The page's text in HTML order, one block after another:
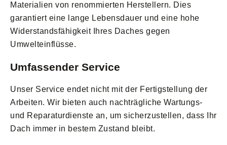
Materialien von renommierten Herstellern. Dies
garantiert eine lange Lebensdauer und eine hohe
Widerstandsfähigkeit Ihres Daches gegen
Umwelteinflüsse.
Umfassender Service
Unser Service endet nicht mit der Fertigstellung der
Arbeiten. Wir bieten auch nachträgliche Wartungs-
und Reparaturdienste an, um sicherzustellen, dass Ihr
Dach immer in bestem Zustand bleibt.